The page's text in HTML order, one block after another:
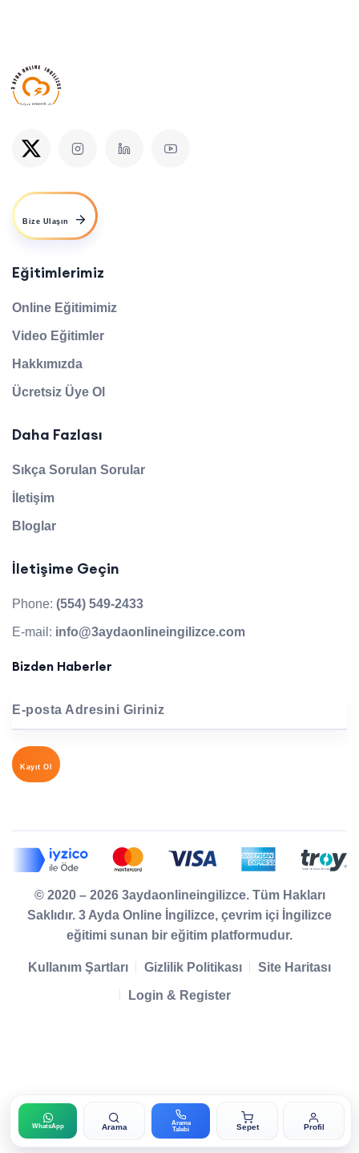
tekrar yapmak istiyorum.
kendimde anlama ve
farkediyorum ama
düşünüyorum. bence
eğitimde eksik olan kısa
sürekli yabancı dizi felan
kısa videolar olsa daha
güzel olabilir.
Bize Ulaşın
Eğitimlerimiz
Online Eğitimimiz
Video Eğitimler
Hakkımızda
Ücretsiz Üye Ol
Daha Fazlası
Sıkça Sorulan Sorular
İletişim
Bloglar
İletişime Geçin
Phone: (554) 549-2433
E-mail: info@3aydaonlineingilizce.com
Bizden Haberler
E-posta Adresini Giriniz
Kayıt Ol
© 2020 – 2026 3aydaonlineingilizce. Tüm Hakları
Saklıdır. 3 Ayda Online İngilizce, çevrim içi İngilizce
eğitimi sunan bir eğitim platformudur.
Kullanım Şartları Gizlilik Politikası Site Haritası
Login & Register
WhatsApp Arama
Arama
Talebi
Sepet Profil